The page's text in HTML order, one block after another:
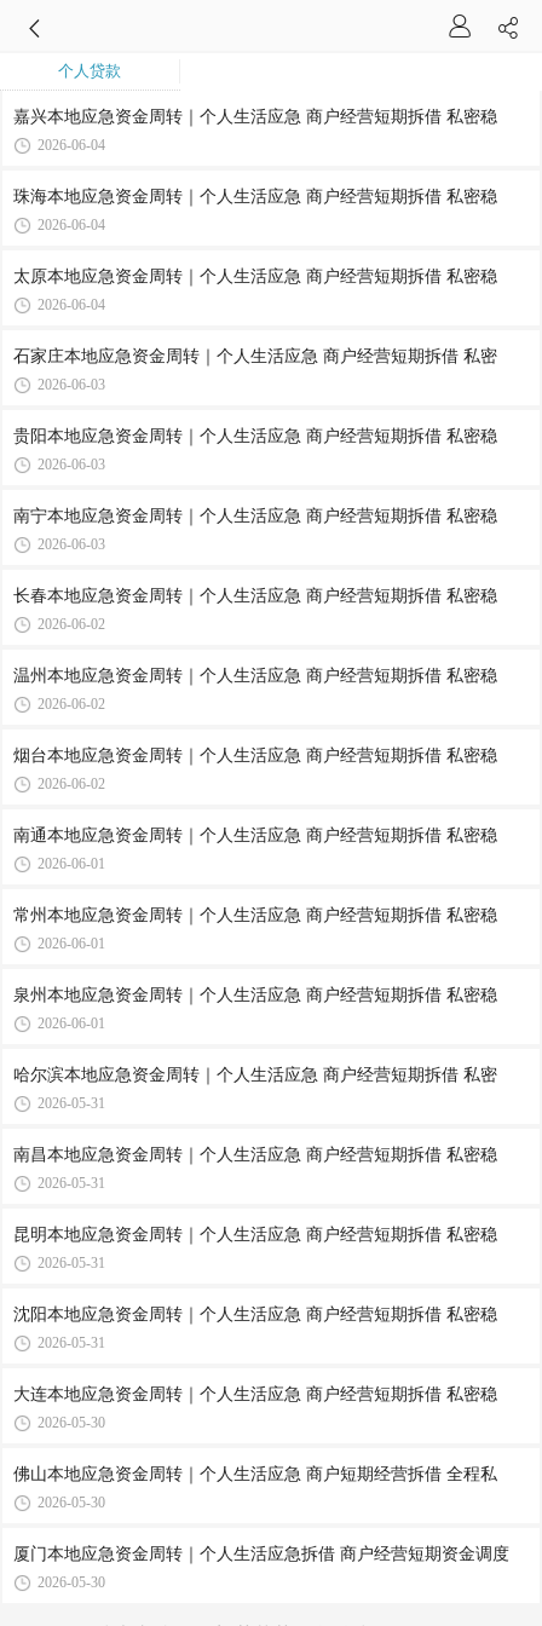
个人贷款
嘉兴本地应急资金周转｜个人生活应急 商户经营短期拆借 私密稳
2026-06-04
珠海本地应急资金周转｜个人生活应急 商户经营短期拆借 私密稳
2026-06-04
太原本地应急资金周转｜个人生活应急 商户经营短期拆借 私密稳
2026-06-04
石家庄本地应急资金周转｜个人生活应急 商户经营短期拆借 私密
2026-06-03
贵阳本地应急资金周转｜个人生活应急 商户经营短期拆借 私密稳
2026-06-03
南宁本地应急资金周转｜个人生活应急 商户经营短期拆借 私密稳
2026-06-03
长春本地应急资金周转｜个人生活应急 商户经营短期拆借 私密稳
2026-06-02
温州本地应急资金周转｜个人生活应急 商户经营短期拆借 私密稳
2026-06-02
烟台本地应急资金周转｜个人生活应急 商户经营短期拆借 私密稳
2026-06-02
南通本地应急资金周转｜个人生活应急 商户经营短期拆借 私密稳
2026-06-01
常州本地应急资金周转｜个人生活应急 商户经营短期拆借 私密稳
2026-06-01
泉州本地应急资金周转｜个人生活应急 商户经营短期拆借 私密稳
2026-06-01
哈尔滨本地应急资金周转｜个人生活应急 商户经营短期拆借 私密
2026-05-31
南昌本地应急资金周转｜个人生活应急 商户经营短期拆借 私密稳
2026-05-31
昆明本地应急资金周转｜个人生活应急 商户经营短期拆借 私密稳
2026-05-31
沈阳本地应急资金周转｜个人生活应急 商户经营短期拆借 私密稳
2026-05-31
大连本地应急资金周转｜个人生活应急 商户经营短期拆借 私密稳
2026-05-30
佛山本地应急资金周转｜个人生活应急 商户短期经营拆借 全程私
2026-05-30
厦门本地应急资金周转｜个人生活应急拆借 商户经营短期资金调度
2026-05-30